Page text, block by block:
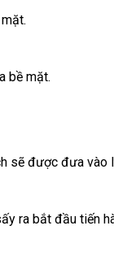
bề mặt.
sẽ được đưa vào
ra bắt đầu tiến